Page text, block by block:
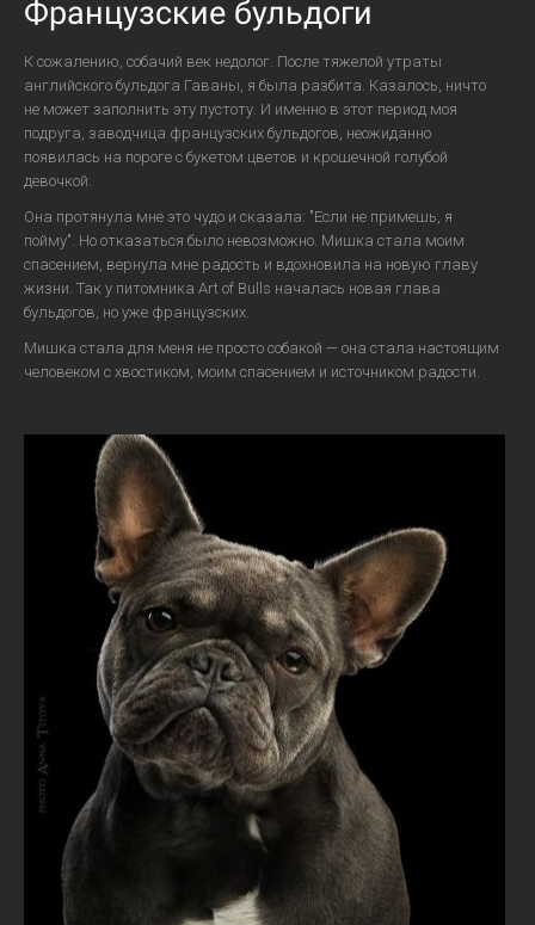
Французские бульдоги
К сожалению, собачий век недолог. После тяжелой утраты
английского бульдога Гаваны, я была разбита. Казалось, ничто
не может заполнить эту пустоту. И именно в этот период моя
подруга, заводчица французских бульдогов, неожиданно
появилась на пороге с букетом цветов и крошечной голубой
девочкой.
Она протянула мне это чудо и сказала: "Если не примешь, я
пойму". Но отказаться было невозможно. Мишка стала моим
спасением, вернула мне радость и вдохновила на новую главу
жизни. Так у питомника Art of Bulls началась новая глава
бульдогов, но уже французских.
Мишка стала для меня не просто собакой — она стала настоящим
человеком с хвостиком, моим спасением и источником радости.